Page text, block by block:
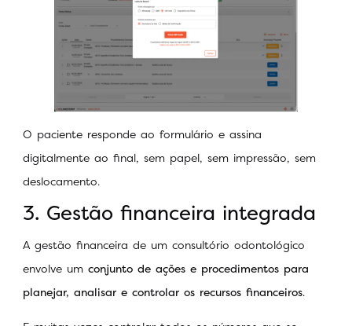
O paciente responde ao formulário e assina
digitalmente ao final, sem papel, sem impressão, sem
deslocamento.
3. Gestão financeira integrada
A gestão financeira de um consultório odontológico
envolve um conjunto de ações e procedimentos para
planejar, analisar e controlar os recursos financeiros.